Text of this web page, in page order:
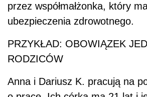
przez współmałżonka, który
ubezpieczenia zdrowotnego.
PRZYKŁAD: OBOWIĄZEK
RODZICÓW
Anna i Dariusz K. pracują na